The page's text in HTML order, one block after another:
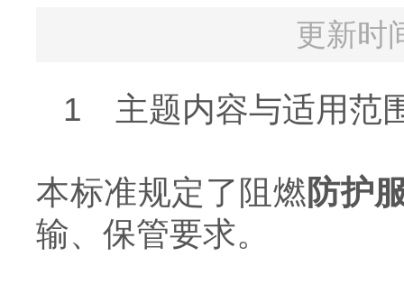
更新时
1 主题内容与适用范
本标准规定了阻燃防护
输、保管要求。